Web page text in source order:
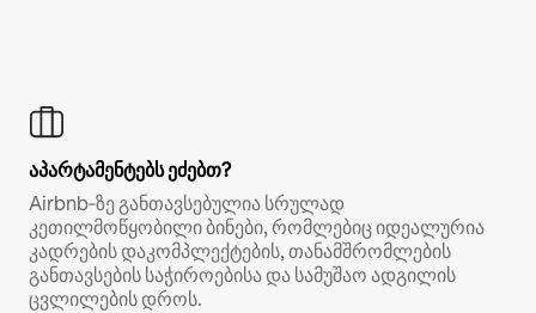
აპარტამენტებს ეძებთ?
Airbnb‑ზე განთავსებულია სრულად
კეთილმოწყობილი ბინები, რომლებიც იდეალურია
კადრების დაკომპლექტების, თანამშრომლების
განთავსების საჭიროებისა და სამუშაო ადგილის
ცვლილების დროს.